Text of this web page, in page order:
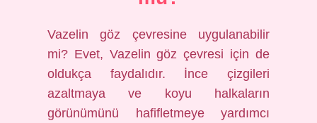
Vazelin göz çevresine uygulanabilir
mi? Evet, Vazelin göz çevresi için de
oldukça faydalıdır. İnce çizgileri
azaltmaya ve koyu halkaların
görünümünü hafifletmeye yardımcı